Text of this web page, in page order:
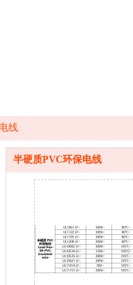
线
半硬质PVC环保电线